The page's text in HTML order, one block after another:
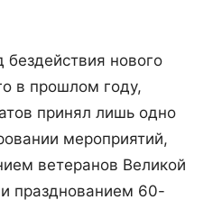
нового
в прошлом году,
принял лишь одно
мероприятий,
ветеранов Великой
празднованием 60-